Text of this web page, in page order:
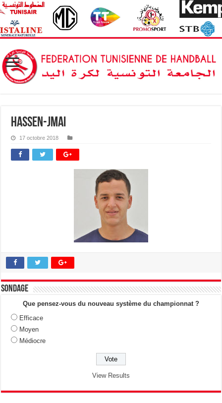
Hassen-Jmai
17 octobre 2018
Sondage
Que pensez-vous du nouveau système du championnat ?
Efficace
Moyen
Médiocre
View Results